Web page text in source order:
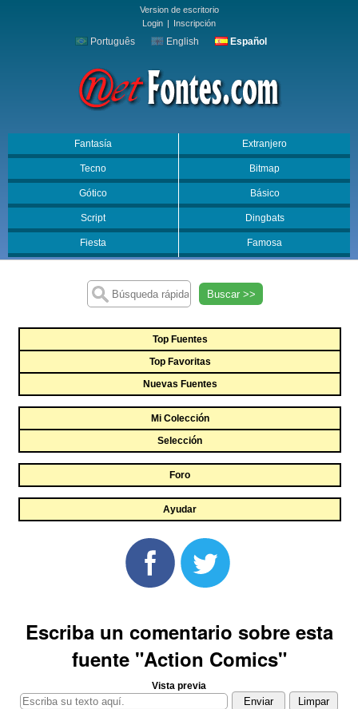
Version de escritorio
Login | Inscripción
Português English Español
Fantasía Extranjero
Tecno Bitmap
Gótico Básico
Script Dingbats
Fiesta Famosa
Buscar >>
Top Fuentes
Top Favoritas
Nuevas Fuentes
Mi Colección
Selección
Foro
Ayudar
Escriba un comentario sobre esta
fuente "Action Comics"
Vista previa